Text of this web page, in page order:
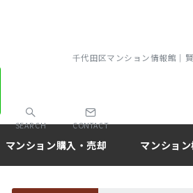
千代田区マンション情報館｜
SEARCH CONTACT
マンション購入・売却 マンショ